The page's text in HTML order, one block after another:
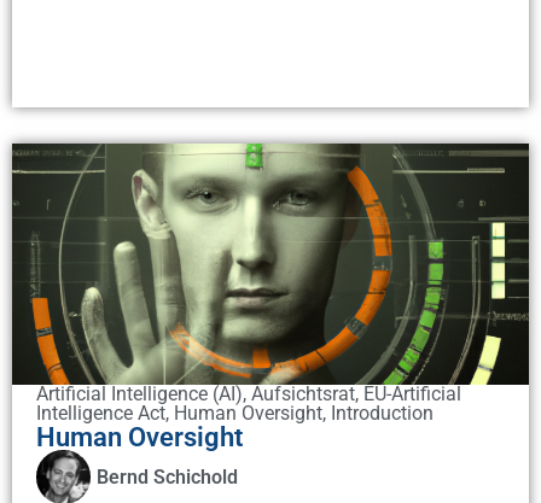
Artificial Intelligence (AI), Aufsichtsrat, EU-Artificial
Intelligence Act, Human Oversight, Introduction
Human Oversight
Bernd Schichold